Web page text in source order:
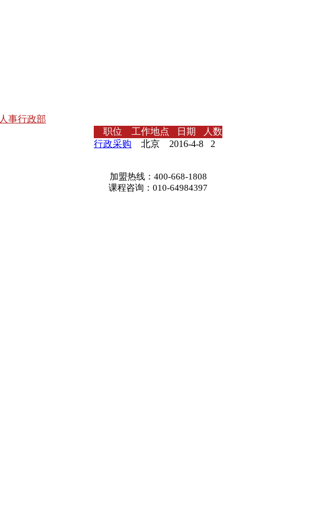
人事行政部
职位
工作地点 日期
人数
行政采购
北京 2016-4-8 2
加盟热线： 400-668-1808
课程咨询： 010-64984397